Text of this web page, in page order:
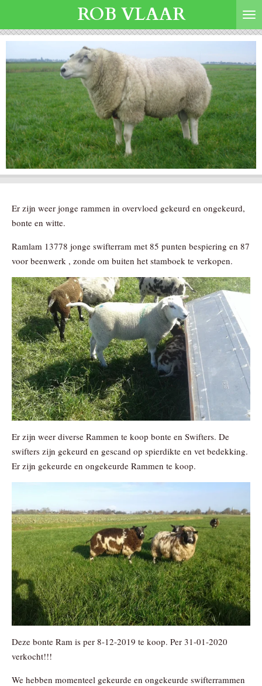
direct
naar
de
hoofdinhoud
ROB VLAAR
Er zijn weer jonge rammen in overvloed gekeurd en ongekeurd,
bonte en witte.
Ramlam 13778 jonge swifterram met 85 punten bespiering en 87
voor beenwerk , zonde om buiten het stamboek te verkopen.
Er zijn weer diverse Rammen te koop bonte en Swifters. De
swifters zijn gekeurd en gescand op spierdikte en vet bedekking.
Er zijn gekeurde en ongekeurde Rammen te koop.
Deze bonte Ram is per 8-12-2019 te koop. Per 31-01-2020
verkocht!!!
We hebben momenteel gekeurde en ongekeurde swifterrammen